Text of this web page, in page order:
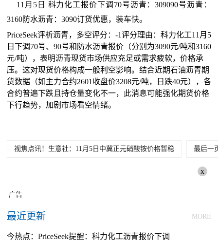
11月5日 科力化工报价下调70号沥青：309090号沥青：
3160防水沥青：3090订货优惠，装车快。
PriceSeek评析沥青，多空评分：-1评分理由：科力化工11月5
日下调70号、90号和防水沥青报价（分别为3090元/吨和3160
元/吨），表明沥青现货市场供应充足或需求疲软，价格承
压。这对现货价格构成一般利空影响。结合近期石油沥青期
货数据（如主力合约2601收盘价3208元/吨，日跌40元），各
合约普遍下跌且持仓量变化不一，此消息可能强化期货价格
下行趋势，加剧市场看空情绪。
视焦点讯！生意社：11月5日中冀正元硝酸铵价格暂稳 最后一
x
广告
最近更新 MORE
今热点：PriceSeek提醒：科力化工沥青报价下调